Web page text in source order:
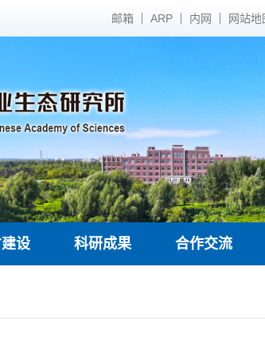
邮箱 ARP 内网 网站地
设 科研成果 合作交流